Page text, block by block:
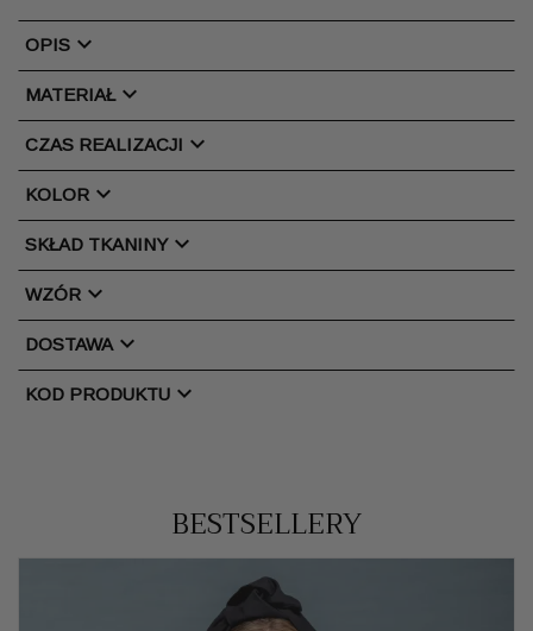
OPIS chevron_right
MATERIAŁchevron_right
CZAS REALIZACJI chevron_right
KOLOR chevron_right
SKŁAD TKANINYchevron_right
WZÓR chevron_right
DOSTAWAchevron_right
KOD PRODUKTU chevron_right
BESTSELLERY